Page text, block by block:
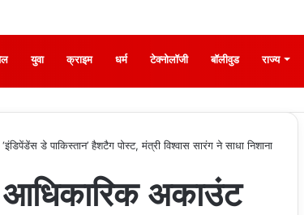
युवा क्राइम धर्म टेक्नोलॉजी बॉलीवुड राज्य
डे पाकिस्तान’ हैशटैग पोस्ट, मंत्री विश्वास सारंग ने साधा निशाना
अकाउंट